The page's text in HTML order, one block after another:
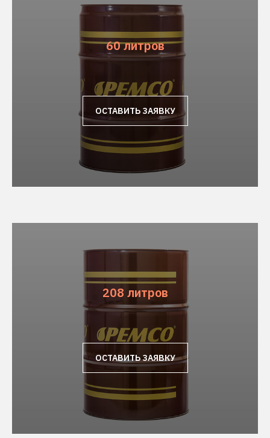
60 литров
ОСТАВИТЬ ЗАЯВКУ
208 литров
ОСТАВИТЬ ЗАЯВКУ